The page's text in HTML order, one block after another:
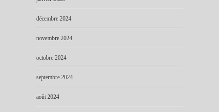
décembre 2024
novembre 2024
octobre 2024
septembre 2024
août 2024